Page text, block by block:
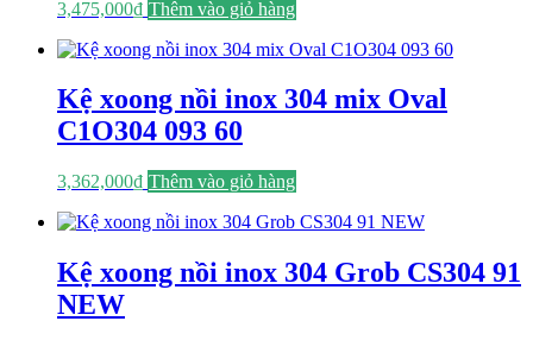
3,475,000₫ Thêm vào giỏ hàng
Kệ xoong nồi inox 304 mix Oval
C1O304 093 60
3,362,000₫ Thêm vào giỏ hàng
Kệ xoong nồi inox 304 Grob CS304 91
NEW